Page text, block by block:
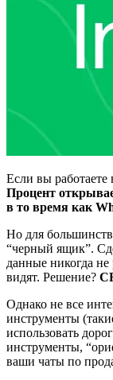
Если вы работаете
Процент
в то время как
Но для
“черный ящик”.
данные никогда
видят. Решение?
Однако не все
инструменты
использовать
инструменты,
ваши чаты по